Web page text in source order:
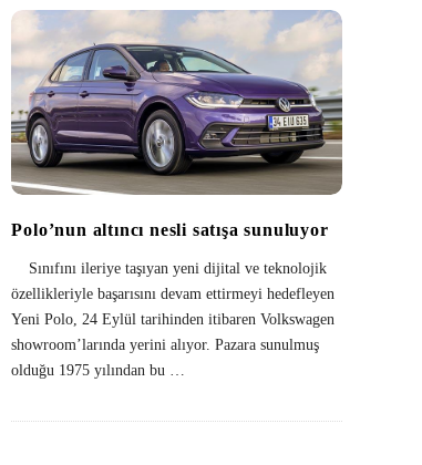
Polo’nun altıncı nesli satışa sunuluyor
Sınıfını ileriye taşıyan yeni dijital ve teknolojik
özellikleriyle başarısını devam ettirmeyi hedefleyen
Yeni Polo, 24 Eylül tarihinden itibaren Volkswagen
showroom’larında yerini alıyor. Pazara sunulmuş
olduğu 1975 yılından bu …